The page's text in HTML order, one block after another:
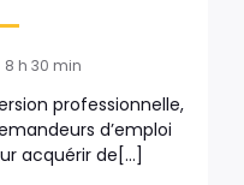
8 h 30 min
professionnelle,
d’emploi
acquérir de[…]